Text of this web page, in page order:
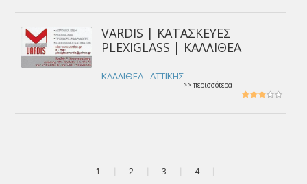
VARDIS | ΚΑΤΑΣΚΕΥΕΣ
PLEXIGLASS | ΚΑΛΛΙΘΕΑ
ΚΑΛΛΙΘΕΑ - ΑΤΤΙΚΗΣ
>> περισσότερα
1 2 3 4